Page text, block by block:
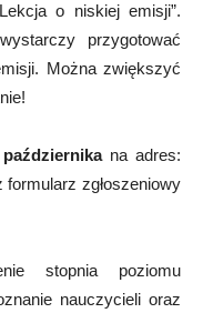
o niskiej emisji”.
przygotować
Można zwiększyć
na adres:
formularz zgłoszeniowy
stopnia poziomu
nauczycieli oraz